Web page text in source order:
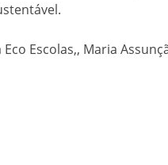
Escolas,, Maria